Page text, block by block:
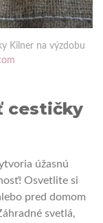
Kilner na výzdobu
cestičky
úžasnú
Osvetlite si
pred domom
svetlá,